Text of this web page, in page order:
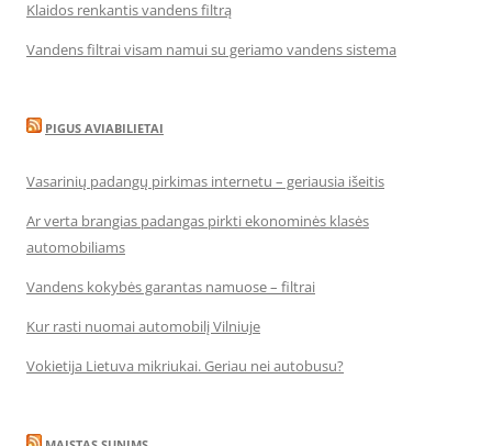
Klaidos renkantis vandens filtrą
Vandens filtrai visam namui su geriamo vandens sistema
PIGUS AVIABILIETAI
Vasarinių padangų pirkimas internetu – geriausia išeitis
Ar verta brangias padangas pirkti ekonominės klasės
automobiliams
Vandens kokybės garantas namuose – filtrai
Kur rasti nuomai automobilį Vilniuje
Vokietija Lietuva mikriukai. Geriau nei autobusu?